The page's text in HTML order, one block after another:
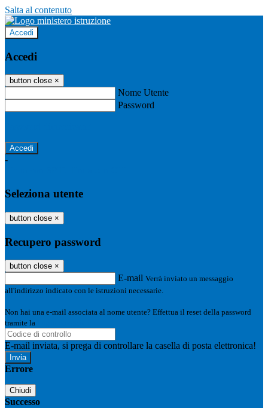
Salta al contenuto
Accedi
Accedi
button close ×
Nome Utente
Password
-
Seleziona utente
button close ×
Recupero password
button close ×
E-mail Verrà inviato un messaggio
all'indirizzo indicato con le istruzioni necessarie.
Non hai una e-mail associata al nome utente? Effettua il reset della password
tramite la
E-mail inviata, si prega di controllare la casella di posta elettronica!
Errore
Chiudi
Successo